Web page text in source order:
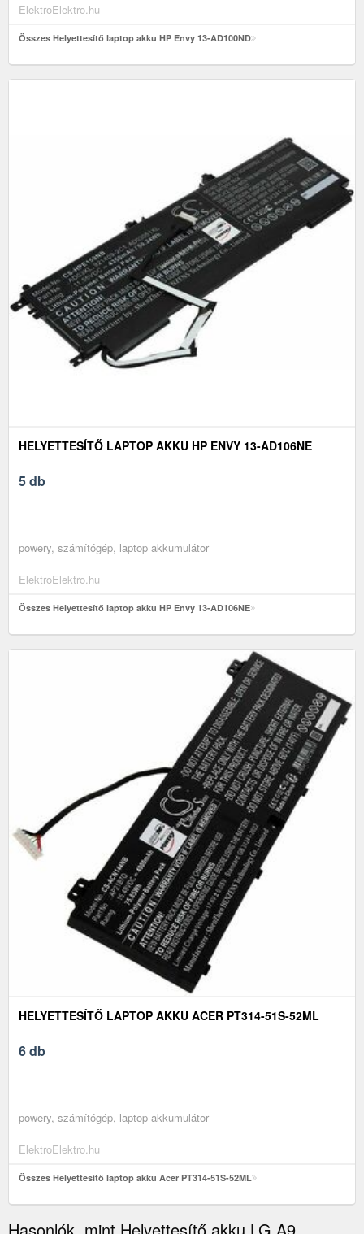
ElektroElektro.hu
Összes Helyettesítő laptop akku HP Envy 13-AD100ND
HELYETTESÍTŐ LAPTOP AKKU HP ENVY 13-AD106NE
5 db
powery, számítógép, laptop akkumulátor
ElektroElektro.hu
Összes Helyettesítő laptop akku HP Envy 13-AD106NE
HELYETTESÍTŐ LAPTOP AKKU ACER PT314-51S-52ML
6 db
powery, számítógép, laptop akkumulátor
ElektroElektro.hu
Összes Helyettesítő laptop akku Acer PT314-51S-52ML